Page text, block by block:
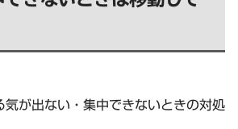
気が出ない・集中できないときの対処